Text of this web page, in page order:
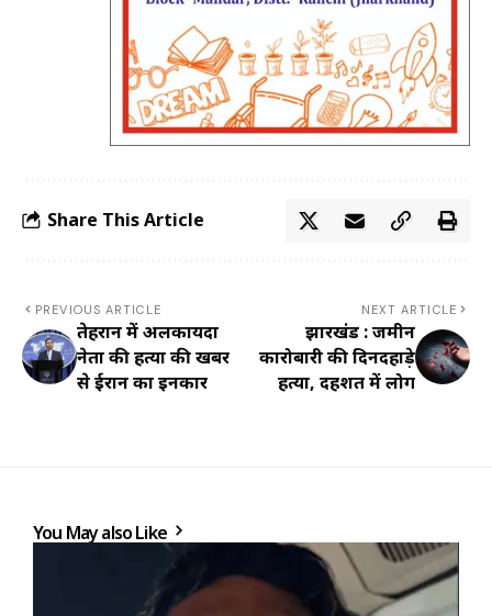
Share This Article
PREVIOUS ARTICLE
तेहरान में अलकायदा
नेता की हत्या की खबर
से ईरान का इनकार
NEXT ARTICLE
झारखंड : जमीन
कारोबारी की दिनदहाड़े
हत्या, दहशत में लोग
You May also Like